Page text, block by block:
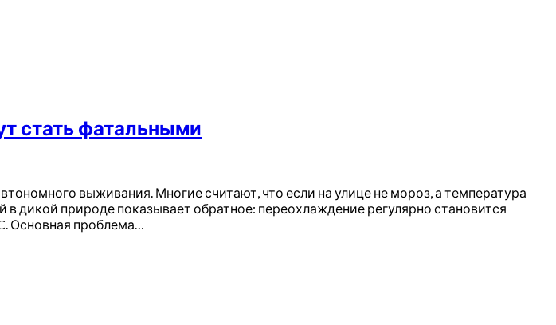
стать фатальными
выживания. Многие считают, что если на улице не мороз, а температура
дикой природе показывает обратное: переохлаждение регулярно становится
Основная проблема…